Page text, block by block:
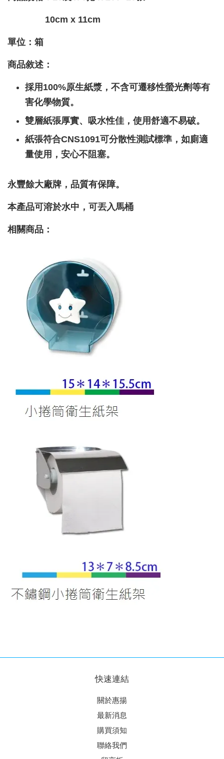
10cm x 11cm
單位：箱
商品敘述：
採用100%原生紙漿，不含可遷移性螢光劑等有
害化學物質。
雙層紙張厚實、吸水性佳，使用舒適不易破。
紙張符合CNS1091可分散性測試標準，如廁適
量使用，安心不阻塞。
永豐餘大廠牌，品質有保障。
本產品可溶於水中，可丟入馬桶
相關商品：
快速連結
關於惠揚
最新消息
購買須知
聯絡我們